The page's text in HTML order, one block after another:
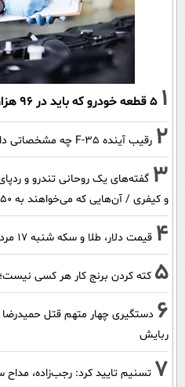
1 ۵ قطعه خودرو که باید در ۹۶ هزار کیلومتر عوض کنید
2 رقیب آینده F-35 چه مشخصاتی دارد؟
3
و کیفری / آن‌هایی که می‌خواهند به ۲۵۰ هزار نفر بپیوندند بدانند ...
4 قیمت دلار، طلا و سکه شنبه ۱۷ مرداد ۱۴۰۵ (+جدول قیمت)
5 کته کردن برنج کار هر کسی نیست؛
6 دستگیری چهار متهم قتل
ربایش
7 تسنیم تایید کرد: رجب‌زاده،